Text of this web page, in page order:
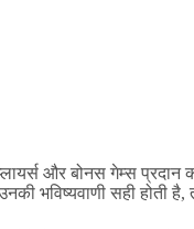
और बोनस गेम्स
भविष्यवाणी सही होती